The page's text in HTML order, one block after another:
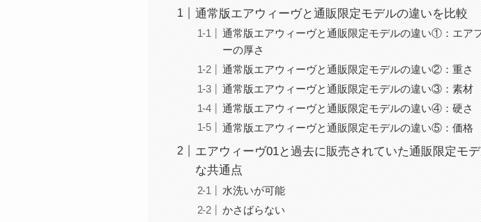
通常版エアウィーヴと通販限定モデルの違いを比較
通常版エアウィーヴと通販限定モデルの違い①：エア
ーの厚さ
通常版エアウィーヴと通販限定モデルの違い②：重さ
通常版エアウィーヴと通販限定モデルの違い③：素材
通常版エアウィーヴと通販限定モデルの違い④：硬さ
通常版エアウィーヴと通販限定モデルの違い⑤：価格
エアウィーヴ01と過去に販売されていた通販限定モ
な共通点
水洗いが可能
かさばらない